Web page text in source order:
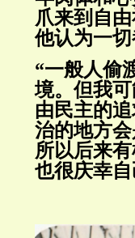
爪来到自
他认为一切
“一般人偷
境。但我
由民主的
治的地方
所以后来
也很庆幸